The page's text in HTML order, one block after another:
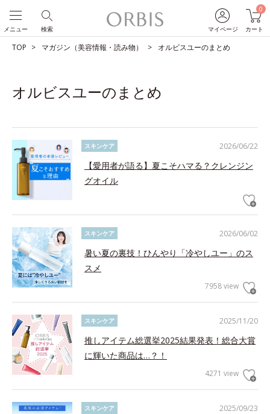
マイページ
0
カート
検索
メニュー
TOP マガジン（美容情報・読み物） オルビスユーのまとめ
オルビスユーのまとめ
2026/06/22
スキンケア
【愛用者が語る】夏こそハマる？クレンジン
グオイル
2026/06/02
スキンケア
暑い夏の裏技！ひんやり「冷やしユー」のス
スメ
7958 view
2025/11/20
スキンケア
推しアイテム総選挙2025結果発表！総合大賞
に輝いた商品は…？！
4271 view
2025/09/23
スキンケア